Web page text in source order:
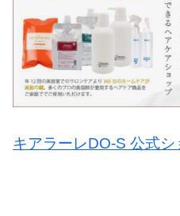
キアラーレDO-S 公式シ